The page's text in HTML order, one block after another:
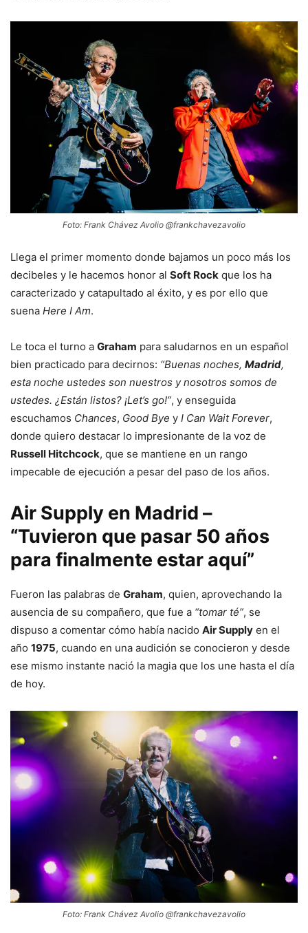
Foto: Frank Chávez Avolio @frankchavezavolio
Llega el primer momento donde bajamos un poco más los
decibeles y le hacemos honor al Soft Rock que los ha
caracterizado y catapultado al éxito, y es por ello que
suena Here I Am.
Le toca el turno a Graham para saludarnos en un español
bien practicado para decirnos: “Buenas noches, Madrid,
esta noche ustedes son nuestros y nosotros somos de
ustedes. ¿Están listos? ¡Let’s go!”, y enseguida
escuchamos Chances, Good Bye y I Can Wait Forever,
donde quiero destacar lo impresionante de la voz de
Russell Hitchcock, que se mantiene en un rango
impecable de ejecución a pesar del paso de los años.
Air Supply en Madrid –
“Tuvieron que pasar 50 años
para finalmente estar aquí”
Fueron las palabras de Graham, quien, aprovechando la
ausencia de su compañero, que fue a “tomar té”, se
dispuso a comentar cómo había nacido Air Supply en el
año 1975, cuando en una audición se conocieron y desde
ese mismo instante nació la magia que los une hasta el día
de hoy.
Foto: Frank Chávez Avolio @frankchavezavolio